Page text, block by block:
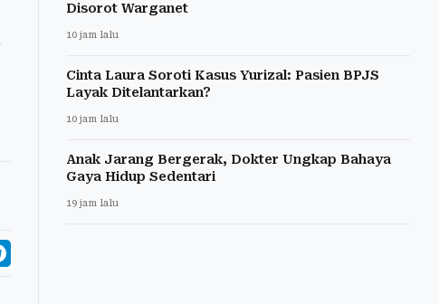
Disorot Warganet
10 jam lalu
Cinta Laura Soroti Kasus Yurizal: Pasien BPJS
Layak Ditelantarkan?
10 jam lalu
Anak Jarang Bergerak, Dokter Ungkap Bahaya
Gaya Hidup Sedentari
19 jam lalu